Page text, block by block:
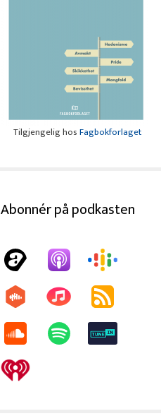
Tilgjengelig hosFagbokforlaget
Abonnér på podkasten